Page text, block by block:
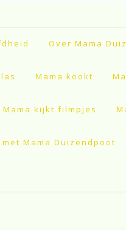
Over Mama
Mama kookt
Mama kijkt filmpjes
Mama Duizendpoot